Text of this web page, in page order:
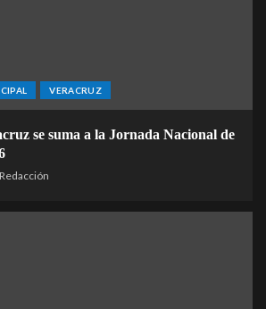
VERACRUZ
se suma a la Jornada Nacional de
Redacción